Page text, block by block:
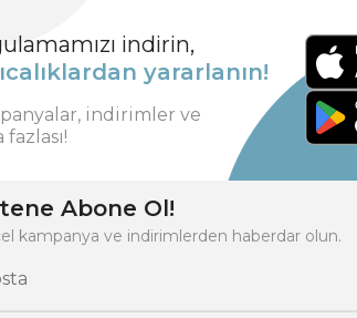
indirin,
yararlanın!
indirimler ve
fazlası!
Abone Ol!
kampanya ve indirimlerden haberdar olun.